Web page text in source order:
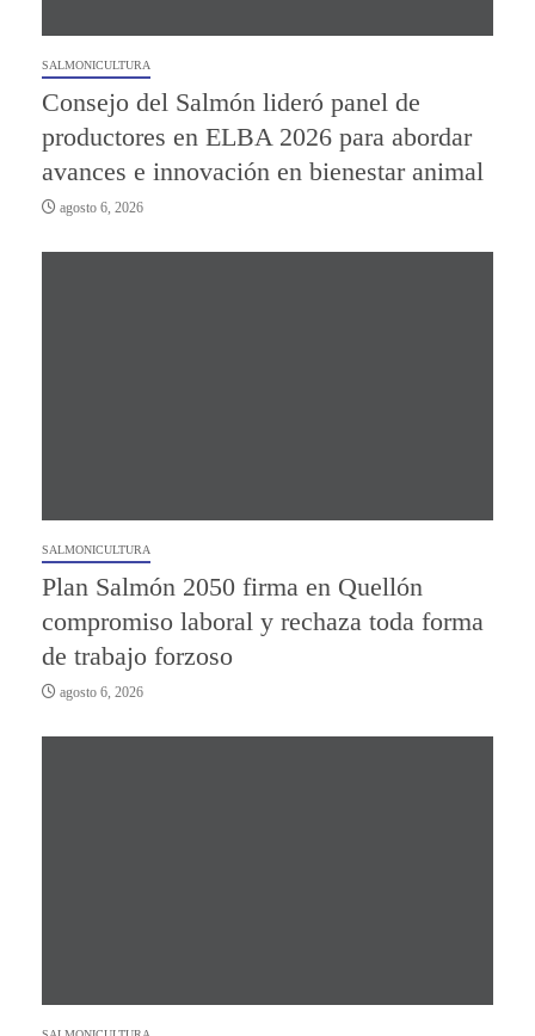
SALMONICULTURA
Consejo del Salmón lideró panel de
productores en ELBA 2026 para abordar
avances e innovación en bienestar animal
agosto 6, 2026
SALMONICULTURA
Plan Salmón 2050 firma en Quellón
compromiso laboral y rechaza toda forma
de trabajo forzoso
agosto 6, 2026